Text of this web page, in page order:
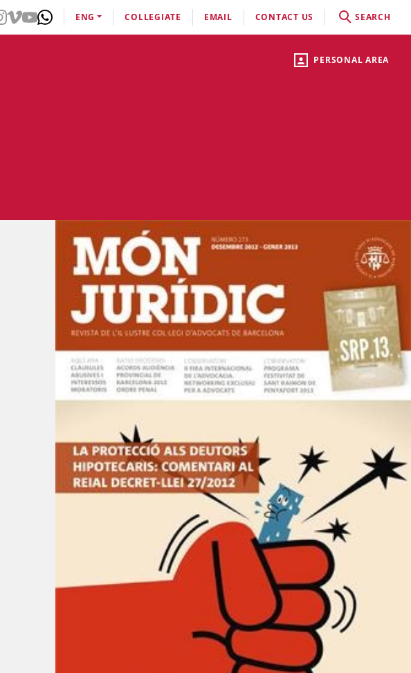
PERSONAL AREA
ENG COLLEGIATE EMAIL CONTACT US SEARCH